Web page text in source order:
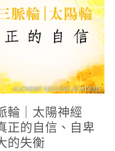
輪｜太陽神經
正的自信、自卑
的失衡